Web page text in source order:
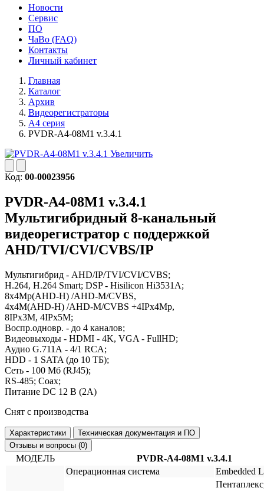
Новости
Сервис
ПО
ЧаВо (FAQ)
Контакты
Личный кабинет
Главная
Каталог
Архив
Видеорегистраторы
A4 серия
PVDR-A4-08M1 v.3.4.1
Увеличить
Код: 00-00023956
PVDR-A4-08M1 v.3.4.1
Мультигибридный 8-канальный
видеорегистратор с поддержкой
AHD/TVI/CVI/CVBS/IP
Мультигибрид - AHD/IP/TVI/CVI/CVBS;
H.264, H.264 Smart; DSP - Hisilicon Hi3531А;
8x4Мp(AHD-H) /AHD-M/CVBS,
4x4M(AHD-H) /AHD-M/CVBS +4IPx4Mp,
8IPx3M, 4IPx5M;
Воспр.одновр. - до 4 каналов;
Видеовыходы - HDMI - 4K, VGA - FullHD;
Аудио G.711А - 4/1 RCA;
HDD - 1 SATA (до 10 ТБ);
Сеть - 100 Мб (RJ45);
RS-485; Coax;
Питание DC 12 В (2А)
Снят с производства
Характеристики
Техническая документация и ПО
Отзывы и вопросы (0)
МОДЕЛЬ
PVDR-A4-08M1 v.3.4.1
Операционная система
Embedded